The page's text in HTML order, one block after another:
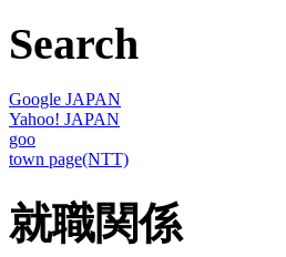
Search
Google JAPAN
Yahoo! JAPAN
goo
town page(NTT)
就職関係